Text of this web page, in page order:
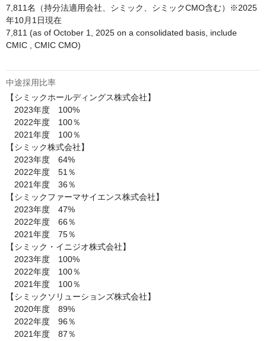
7,811名（持分法適用会社、シミック、シミックCMO含む）※2025
年10月1日現在
7,811 (as of October 1, 2025 on a consolidated basis, include
CMIC , CMIC CMO)
中途採用比率
【シミックホールディングス株式会社】
2023年度　100%
2022年度　100％
2021年度　100％
【シミック株式会社】
2023年度　64%
2022年度　51％
2021年度　36％
【シミックファーマサイエンス株式会社】
2023年度　47%
2022年度　66％
2021年度　75％
【シミック・イニジオ株式会社】
2023年度　100%
2022年度　100％
2021年度　100％
【シミックソリューションズ株式会社】
2020年度　89%
2022年度　96％
2021年度　87％